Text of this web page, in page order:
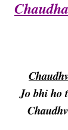
Jo bhi ho